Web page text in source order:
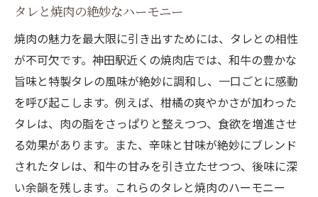
タレと焼肉の絶妙なハーモニー
焼肉の魅力を最大限に引き出すためには、タレとの相性
が不可欠です。神田駅近くの焼肉店では、和牛の豊かな
旨味と特製タレの風味が絶妙に調和し、一口ごとに感動
を呼び起こします。例えば、柑橘の爽やかさが加わった
タレは、肉の脂をさっぱりと整えつつ、食欲を増進させ
る効果があります。また、辛味と甘味が絶妙にブレンド
されたタレは、和牛の甘みを引き立たせつつ、後味に深
い余韻を残します。これらのタレと焼肉のハーモニー